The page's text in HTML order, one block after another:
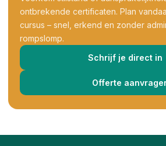
ontbrekende certificaten. Plan
cursus – snel, erkend en zonder
rompslomp.
Schrijf je direct in
Offerte